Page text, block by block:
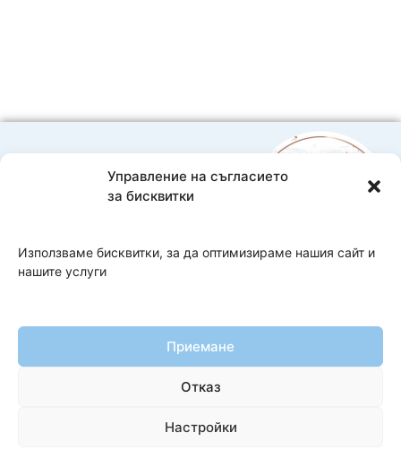
Управление на съгласието
за бисквитки
Използваме бисквитки, за да оптимизираме нашия сайт и
нашите услуги
Приемане
Отказ
Настройки
0888593332
Bebelache@abv.bg
Общи условия